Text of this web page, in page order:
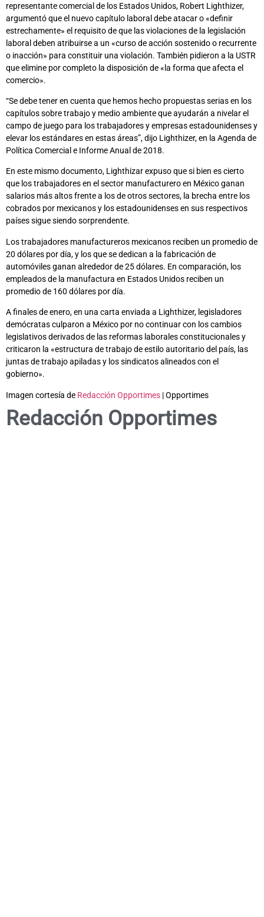
representante comercial de los Estados Unidos, Robert Lighthizer,
argumentó que el nuevo capítulo laboral debe atacar o «definir
estrechamente» el requisito de que las violaciones de la legislación
laboral deben atribuirse a un «curso de acción sostenido o recurrente
o inacción» para constituir una violación. También pidieron a la USTR
que elimine por completo la disposición de «la forma que afecta el
comercio».
“Se debe tener en cuenta que hemos hecho propuestas serias en los
capítulos sobre trabajo y medio ambiente que ayudarán a nivelar el
campo de juego para los trabajadores y empresas estadounidenses y
elevar los estándares en estas áreas”, dijo Lighthizer, en la Agenda de
Política Comercial e Informe Anual de 2018.
En este mismo documento, Lighthizar expuso que si bien es cierto
que los trabajadores en el sector manufacturero en México ganan
salarios más altos frente a los de otros sectores, la brecha entre los
cobrados por mexicanos y los estadounidenses en sus respectivos
países sigue siendo sorprendente.
Los trabajadores manufactureros mexicanos reciben un promedio de
20 dólares por día, y los que se dedican a la fabricación de
automóviles ganan alrededor de 25 dólares. En comparación, los
empleados de la manufactura en Estados Unidos reciben un
promedio de 160 dólares por día.
A finales de enero, en una carta enviada a Lighthizer, legisladores
demócratas culparon a México por no continuar con los cambios
legislativos derivados de las reformas laborales constitucionales y
criticaron la «estructura de trabajo de estilo autoritario del país, las
juntas de trabajo apiladas y los sindicatos alineados con el
gobierno».
Imagen cortesía de Redacción Opportimes | Opportimes
Redacción Opportimes